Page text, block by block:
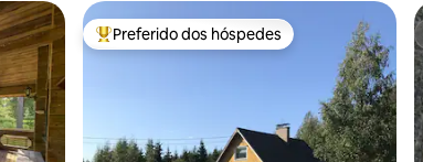
Entre os melhores preferidos dos hóspedes
Preferido dos hóspedes